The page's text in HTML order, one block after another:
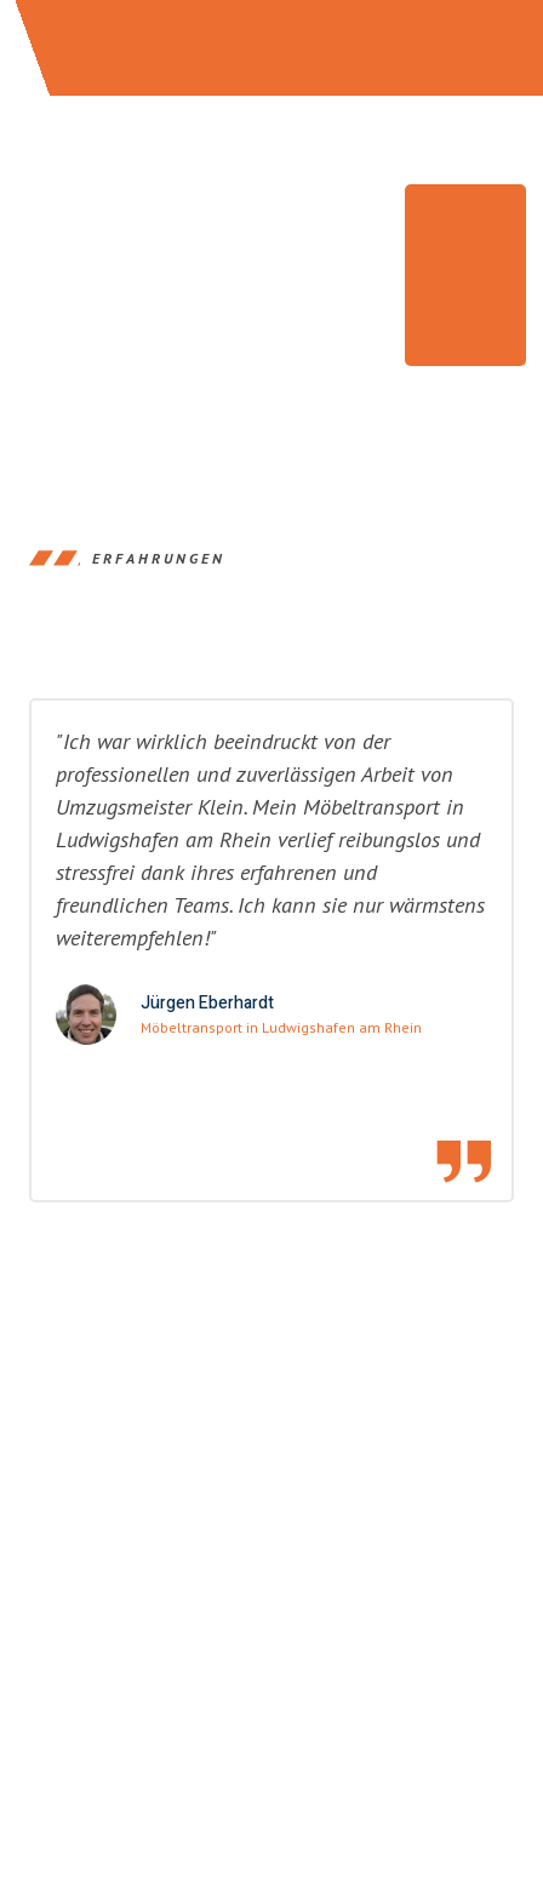
ERFAHRUNGEN
"Ich war wirklich beeindruckt von der
professionellen und zuverlässigen Arbeit von
Umzugsmeister Klein. Mein Möbeltransport in
Ludwigshafen am Rhein verlief reibungslos und
stressfrei dank ihres erfahrenen und
freundlichen Teams. Ich kann sie nur wärmstens
weiterempfehlen!"
Jürgen Eberhardt
Möbeltransport in Ludwigshafen am Rhein